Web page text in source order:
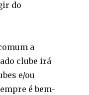
do
a
clube irá
e/ou
é bem-